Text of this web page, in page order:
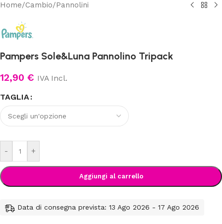
Home/Cambio/Pannolini
Pampers Sole&Luna Pannolino Tripack
12,90 € IVA Incl.
TAGLIA
- +
Aggiungi al carrello
Data di consegna prevista: 13 Ago 2026 - 17 Ago 2026